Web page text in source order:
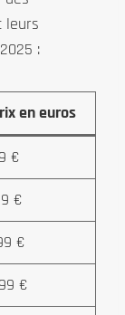
leurs
:
en euros
€
€
€
€